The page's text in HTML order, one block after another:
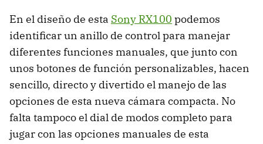
En el diseño de esta Sony RX100 podemos
identificar un anillo de control para manejar
diferentes funciones manuales, que junto con
unos botones de función personalizables, hacen
sencillo, directo y divertido el manejo de las
opciones de esta nueva cámara compacta. No
falta tampoco el dial de modos completo para
jugar con las opciones manuales de esta